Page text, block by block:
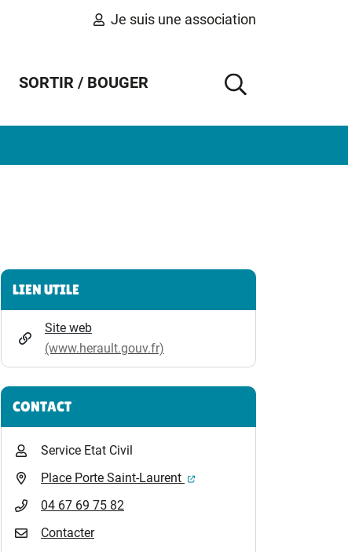
Je suis une association
SORTIR / BOUGER
AFFICHER
Informations complémentaires
LIEN UTILE
Site web
(www.herault.gouv.fr)
CONTACT
Service Etat Civil
Place Porte Saint-Laurent
(ouverture dans un nouvel
04 67 69 75 82
Contacter